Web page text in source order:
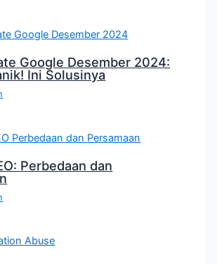
Google Desember 2024:
Ini Solusinya
Perbedaan dan